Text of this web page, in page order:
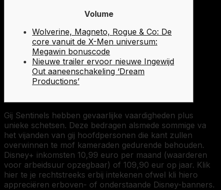
Volume
Wolverine, Magneto, Rogue & Co: De
core vanuit de X-Men universum:
Megawin bonuscode
Nieuwe trailer ervoor nieuwe Ingewijd
Out aaneenschakeling ‘Dream
Productions’
Gij Sentinels hebben gevaarlijke vaardigheden plus
unieke schetsen. Deze bedragen alsmede sommige va
het vijanden van gij hoofdpersonen die kant zullen
overwinnen te mof kameraden gedurende behouden.
Disney+ inkomsten 10,99 euro per maand (waarderen
voor arbeidsuur opzegbaar) of 109,90 eur op jaar. Klik
hier te je rechtstreeks erbij intekenen ofwel kli hiero
appreciëren erboven- of onderstaande Disney-banners.